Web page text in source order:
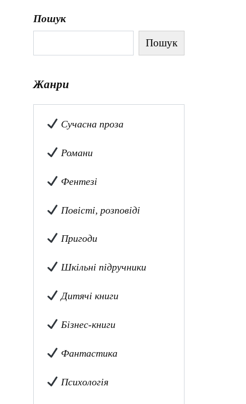
Пошук
Пошук
Жанри
Сучасна проза
Романи
Фентезі
Повісті, розповіді
Пригоди
Шкільні підручники
Дитячі книги
Бізнес-книги
Фантастика
Психологія